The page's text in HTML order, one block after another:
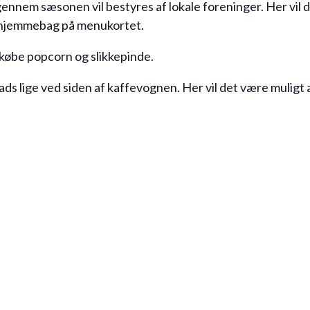
sæsonen vil bestyres af lokale foreninger. Her vil
på menukortet.
popcorn og slikkepinde.
lige ved siden af kaffevognen. Her vil det være muligt